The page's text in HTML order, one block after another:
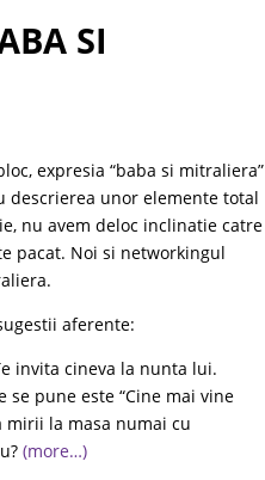
SI
expresia “baba si mitraliera”
descrierea unor elemente total
nu avem deloc inclinatie catre
pacat. Noi si networkingul
aferente:
invita cineva la nunta lui.
se pune este “Cine mai vine
mirii la masa numai cu
(more…)